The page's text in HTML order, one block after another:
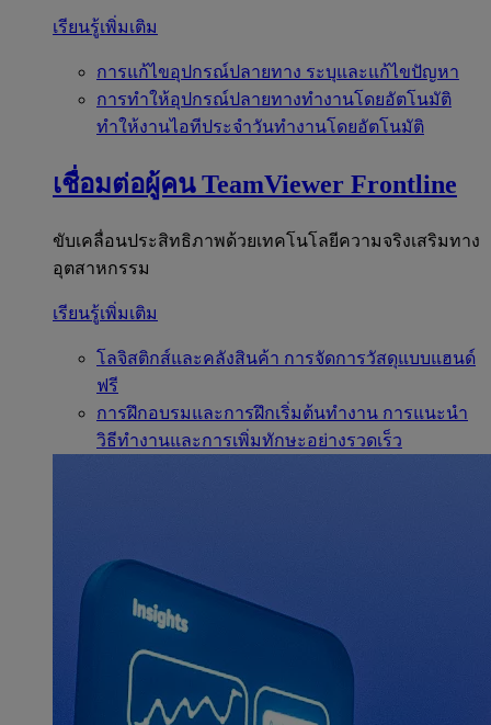
เรียนรู้เพิ่มเติม
การแก้ไขอุปกรณ์ปลายทาง ระบุและแก้ไขปัญหา
การทำให้อุปกรณ์ปลายทางทำงานโดยอัตโนมัติ
ทำให้งานไอทีประจำวันทำงานโดยอัตโนมัติ
เชื่อมต่อผู้คน TeamViewer Frontline
ขับเคลื่อนประสิทธิภาพด้วยเทคโนโลยีความจริงเสริมทาง
อุตสาหกรรม
เรียนรู้เพิ่มเติม
โลจิสติกส์และคลังสินค้า การจัดการวัสดุแบบแฮนด์
ฟรี
การฝึกอบรมและการฝึกเริ่มต้นทำงาน การแนะนำ
วิธีทำงานและการเพิ่มทักษะอย่างรวดเร็ว